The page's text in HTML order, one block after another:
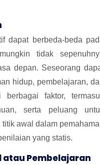
dapat berbeda-beda
tidak
depan. Seseorang
hidup, pembelajaran,
faktor,
serta peluang
awal dalam
yang statis.
atau Pembelajaran